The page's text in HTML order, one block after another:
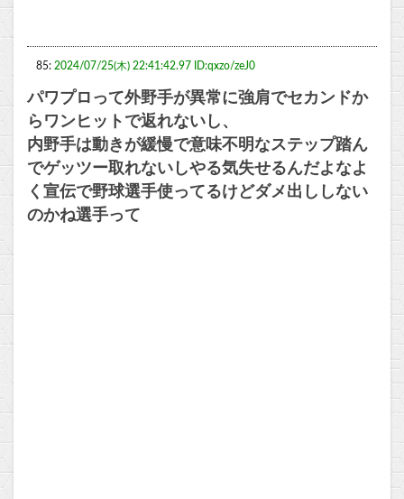
85: 2024/07/25(木) 22:41:42.97 ID:qxzo/zeJ0
パワプロって外野手が異常に強肩でセカンドか
らワンヒットで返れないし、
内野手は動きが緩慢で意味不明なステップ踏ん
でゲッツー取れないしやる気失せるんだよなよ
く宣伝で野球選手使ってるけどダメ出ししない
のかね選手って